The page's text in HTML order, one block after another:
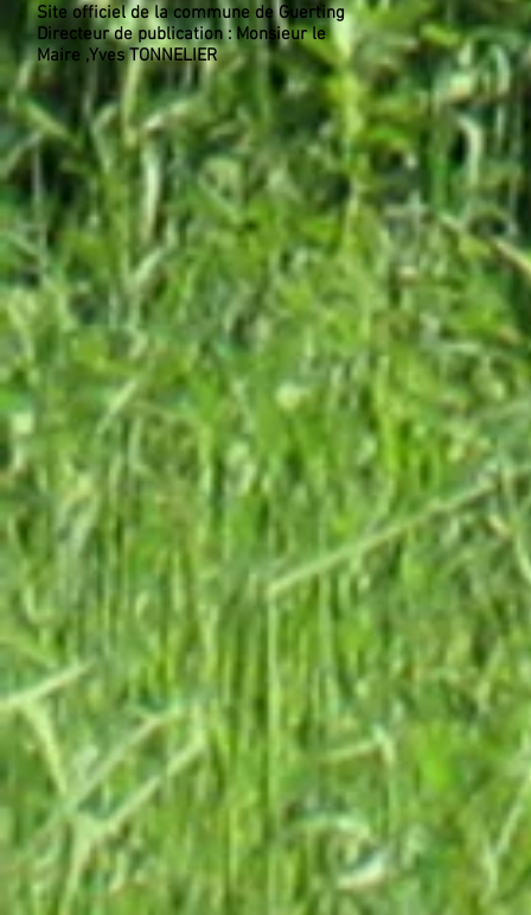
Site officiel de la commune de Guerting
Directeur de publication : Monsieur le
Maire ,Yves TONNELIER